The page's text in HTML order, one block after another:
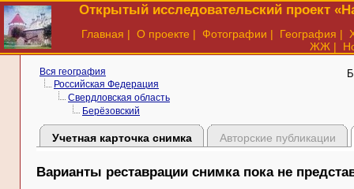
Открытый исследовательский проект
Главная | О проекте | Фотографии | География |
ЖЖ |
Вся география
Российская Федерация
Свердловская область
Берёзовский
Учетная карточка снимка Авторские публикации
Варианты реставрации снимка пока не